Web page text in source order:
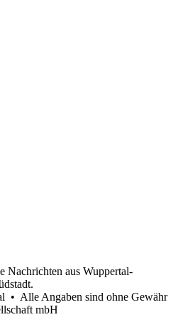
Nachrichten aus Wuppertal-
• Alle Angaben sind ohne Gewähr
mbH